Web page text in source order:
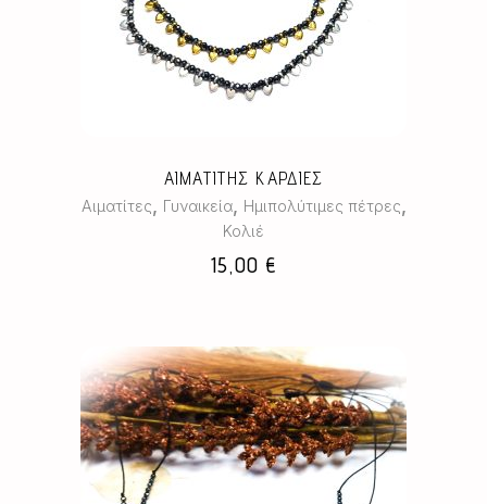
προϊόν
έχει
πολλαπλές
παραλλαγές.
να
επιλεγούν
στη
σελίδα
ΑΙΜΑΤΙΤΗΣ ΚΑΡΔΙΕΣ
Αιματίτες, Γυναικεία, Ημιπολύτιμες πέτρες,
Κολιέ
15,00 €